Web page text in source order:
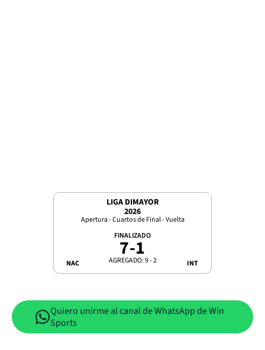
LIGA DIMAYOR
2026
Apertura - Cuartos de Final - Vuelta
NAC
FINALIZADO
7-1
AGREGADO: 9 - 2 INT
Quiero unirme al canal de WhatsApp de Win
Sports